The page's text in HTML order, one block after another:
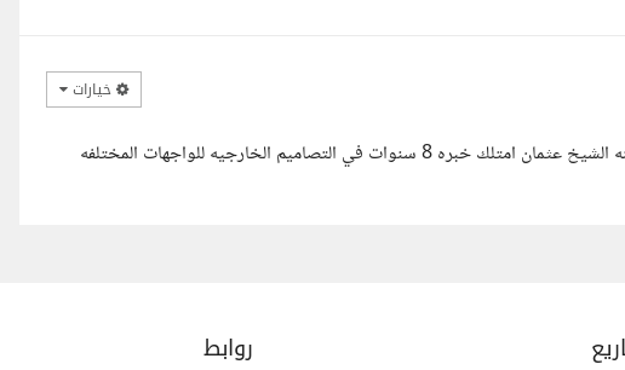
خيارات
السلام عليكم ورحمه الله وبركاته معك المهندسه المعماريه زينه الشيخ عثمان امتلك خبره 8 سنوات في التصاميم الخارجيه للواجهات المختلفه
روابط